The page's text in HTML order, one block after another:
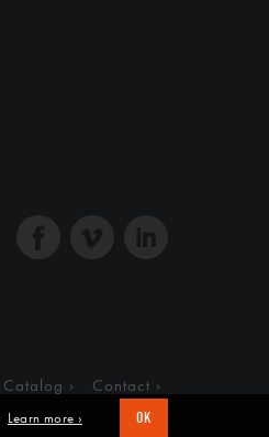
Catalog Contact
Learn more › OK